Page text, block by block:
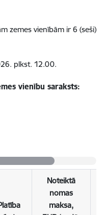
zemes vienībām ir 6 (seši)
plkst. 12.00.
vienību saraksts:
Noteiktā
nomas
maksa,